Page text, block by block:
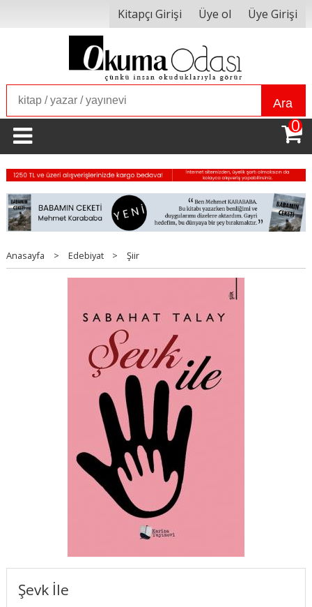
Kitapçı Girişi Üye ol Üye Girişi
Ara
0
Anasayfa > Edebiyat > Şiir
Şevk İle